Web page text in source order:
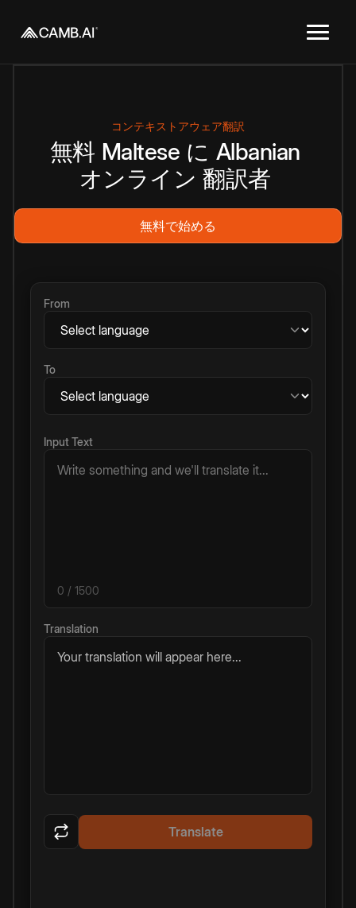
コンテキストアウェア翻訳
無料 Maltese に Albanian
オンライン 翻訳者
無料で始める
From
To
Input Text
0 / 1500
Translation
Your translation will appear here...
Translate